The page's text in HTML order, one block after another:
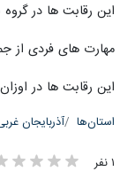
این رقابت ها در گروه سنی جوانان ۱۶ تا ۱۸ سال شامل متولدین ۱۳۸۵ تا ۱۳۸۷
مهارت های فردی از
این رقابت ها در اوزان منفی ۶۰ کیلوگرم، ۶۰ تا ۷۵ کیلوگرم و مثبت ۷۵ کیلوگرم برگزار می شود و قهرمانان هر وزن
استان‌ها آذربایجان
۱ نفر